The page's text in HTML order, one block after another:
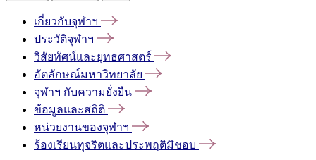
เกี่ยวกับจุฬาฯ
ประวัติจุฬาฯ
วิสัยทัศน์และยุทธศาสตร์
อัตลักษณ์มหาวิทยาลัย
จุฬาฯ กับความยั่งยืน
ข้อมูลและสถิติ
หน่วยงานของจุฬาฯ
ร้องเรียนทุจริตและประพฤติมิชอบ